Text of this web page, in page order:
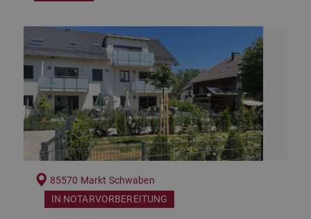
85570 Markt Schwaben
IN NOTARVORBEREITUNG